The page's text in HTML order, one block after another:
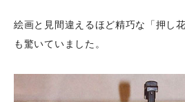
絵画と見間違えるほど精巧な「押し
も驚いていました。